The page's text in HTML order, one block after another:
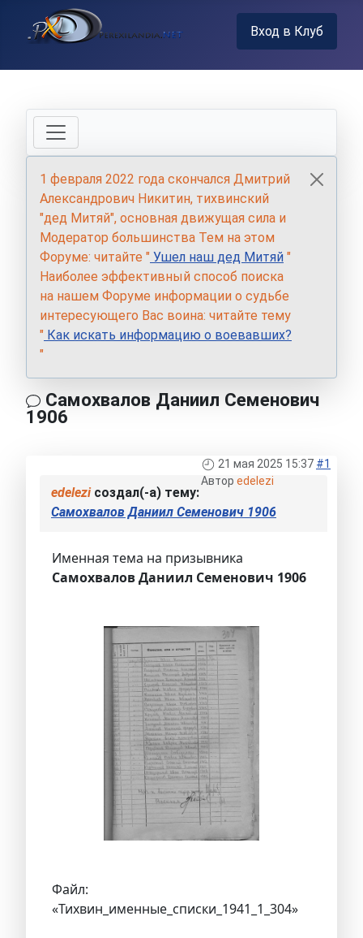
Вход в Клуб
1 февраля 2022 года скончался Дмитрий
Александрович Никитин, тихвинский
"дед Митяй", основная движущая сила и
Модератор большинства Тем на этом
Форуме: читайте " Ушел наш дед Митяй "
Наиболее эффективный способ поиска
на нашем Форуме информации о судьбе
интересующего Вас воина: читайте тему
" Как искать информацию о воевавших?
"
Самохвалов Даниил Семенович
1906
21 мая 2025 15:37 #1
Автор edelezi
edeleziсоздал(-а) тему:
Самохвалов Даниил Семенович 1906
Именная тема на призывника
Самохвалов Даниил Семенович 1906
Файл:
«Тихвин_именные_списки_1941_1_304»